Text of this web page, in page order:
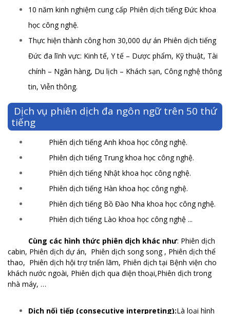
10 năm kinh nghiệm cung cấp Phiên dịch tiếng Đức khoa
học công nghệ.
Thực hiện thành công hơn 30,000 dự án Phiên dịch tiếng
Đức đa lĩnh vực: Kinh tế, Y tế – Dược phẩm, Kỹ thuật, Tài
chính – Ngân hàng, Du lịch – Khách sạn, Công nghệ thông
tin, Viễn thông.
Dịch vụ phiên dịch đa ngôn ngữ trên 50 thứ
tiếng
Phiên dịch tiếng Anh khoa học công nghệ.
Phiên dịch tiếng Trung khoa học công nghệ.
Phiên dịch tiếng Nhật khoa học công nghệ.
Phiên dịch tiếng Hàn khoa học công nghệ.
Phiên dịch tiếng Bồ Đào Nha khoa học công nghệ.
Phiên dịch tiếng Lào khoa học công nghệ ...
Cùng các hình thức phiên dịch khác như: Phiên dịch
cabin, Phiên dịch dự án, Phiên dịch song song , Phiên dịch thể
thao, Phiên dịch hội trợ triển lãm, Phiên dịch tại Bệnh viện cho
khách nước ngoài, Phiên dịch qua điện thoại,Phiên dịch trong
nhà máy, …
Dịch nối tiếp (consecutive interpreting):Là loại hình